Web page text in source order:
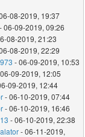
08-2019, 19:37
- 06-09-2019, 09:26
08-2019, 21:23
08-2019, 22:29
- 06-09-2019, 10:53
09-2019, 12:05
09-2019, 12:44
- 06-10-2019, 07:44
- 06-10-2019, 16:46
- 06-10-2019, 22:38
- 06-11-2019,